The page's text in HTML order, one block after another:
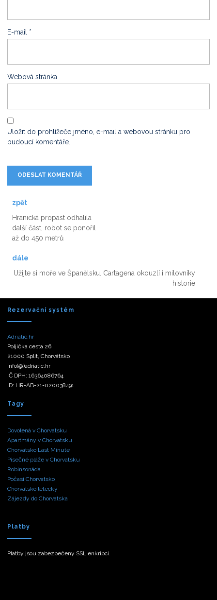
E-mail *
Webová stránka
Uložit do prohlížeče jméno, e-mail a webovou stránku pro
budoucí komentáře.
zpět
Hranická propast odhalila
další část, robot se ponořil
až do 450 metrů
dále
Užijte si moře ve Španělsku. Cartagena okouzlí i milovníky
historie
Rezervační systém
Adriatic.hr
Poljička cesta 26
21000 Split, Chorvátsko
info(@)adriatic.hr
IČ DPH: 16364086764
ID: HR-AB-21-020038491
Tagy
Dovolená v Chorvatsku
Apartmány v Chorvatsku
Chorvatsko Last Minute
Písečné pláže v Chorvatsku
Robinsonáda
Počasí Chorvatsko
Chorvatsko letecky
Zájezdy do Chorvatska
Platby
Platby jsou zabezpečeny SSL enkripci.